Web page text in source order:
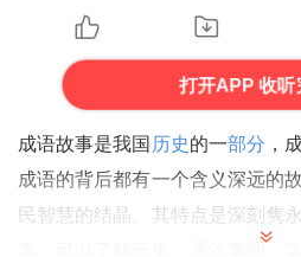
打开APP 收听
成语故事是我国 历史的一部分 ，
成语的背后都有一个含义深远的
民智慧的结晶。其特点是深刻隽